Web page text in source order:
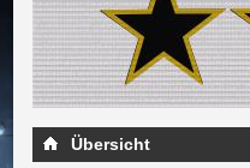
Übersicht